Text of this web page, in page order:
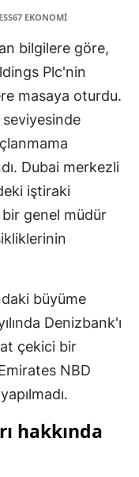
EKONOMİ
bilgilere göre,
Plc'nin
masaya oturdu.
seviyesinde
Dubai merkezli
iştiraki
bir genel müdür
büyüme
Denizbank'ı
çekici bir
NBD
hakkında